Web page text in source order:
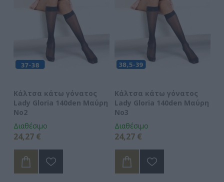
Κάλτσα κάτω γόνατος
Lady Gloria 140den Μαύρη
No2
Διαθέσιμο
24,27 €
Κάλτσα κάτω γόνατος
Lady Gloria 140den Μαύρη
No3
Διαθέσιμο
24,27 €